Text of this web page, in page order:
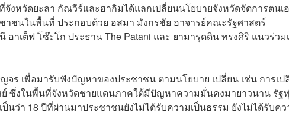
จังหวัดยะลา กัณวีร์และฮากิมได้แลกเปลี่ยนนโยบายจังหวัดจัดการตนเ
ชนในพื้นที่ ประกอบด้วย อสมา มังกรชัย อาจารย์คณะรัฐศาสตร์
าเต็ฟ โซ๊ะโก ประธาน The Patani และ ยามารุดดิน ทรงศิริ แนวร่วม
จร เพื่อมารับฟังปัญหาของประชาชน ตามนโยบาย เปลี่ยน เช่น การเป
ซึ่งในพื้นที่จังหวัดชายแดนภาคใต้มีปัญหาความมั่นคงมายาวนาน รัฐ
ว่า 18 ปีที่ผ่านมาประชาชนยังไม่ได้รับความเป็นธรรม ยังไม่ได้รับค